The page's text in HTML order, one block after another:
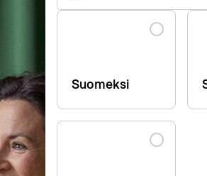
Language
Suomeksi